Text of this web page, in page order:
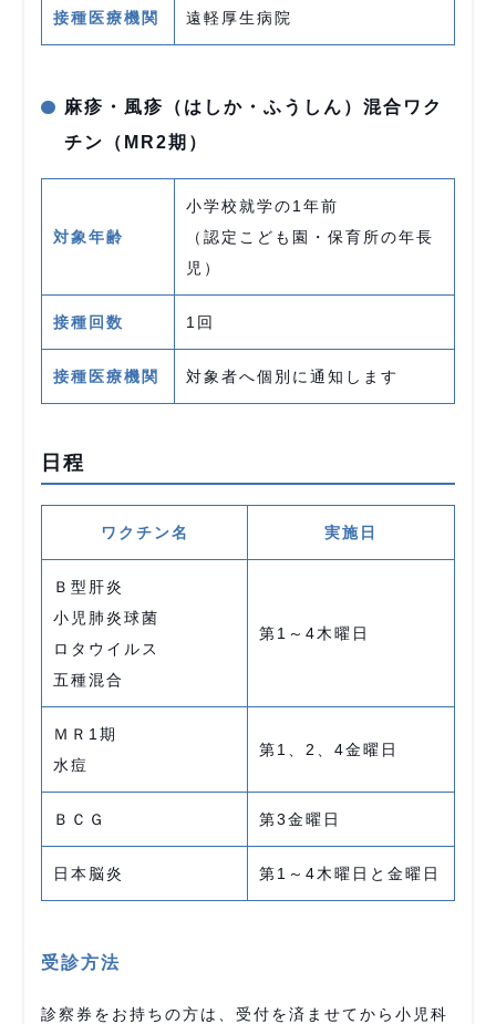
接種医療機関 遠軽厚生病院
麻疹・風疹（はしか・ふうしん）混合ワク
チン（MR2期）
対象年齢
小学校就学の1年前
（認定こども園・保育所の年長
児）
接種回数 1回
接種医療機関 対象者へ個別に通知します
日程
ワクチン名 実施日
Ｂ型肝炎
小児肺炎球菌
ロタウイルス
五種混合
第1～4木曜日
ＭＲ1期
水痘
第1、2、4金曜日
ＢＣＧ 第3金曜日
日本脳炎 第1～4木曜日と金曜日
受診方法
診察券をお持ちの方は、受付を済ませてから小児科